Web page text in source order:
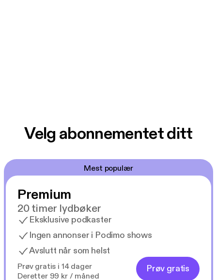
Velg abonnementet ditt
Mest populær
Premium
20 timer lydbøker
Eksklusive podkaster
Ingen annonser i Podimo shows
Avslutt når som helst
Prøv gratis i 14 dager
Deretter 99 kr / måned
Prøv gratis